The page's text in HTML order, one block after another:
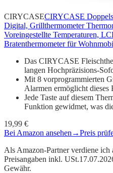
CIRYCASECIRYCASE
Digital, Grillthermometer
Voreingestellte Temperaturen,
Bratenthermometer für
Das CIRYCASE
langen Hochpräzisions-
Mit 8 vorprogrammierten
Alarmen ermöglicht
Jede Taste auf diesem
Funktion gewidmet, was
19,99 €
Bei Amazon ansehen →Preis
Als Amazon-Partner verdiene
Preisangaben inkl.
Gewähr.